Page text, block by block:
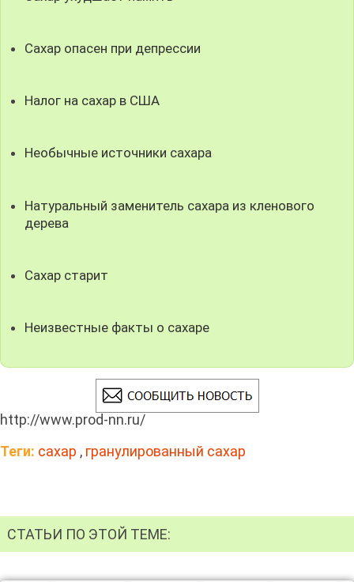
Сахар опасен при депрессии
Налог на сахар в США
Необычные источники сахара
Натуральный заменитель сахара из кленового
дерева
Сахар старит
Неизвестные факты о сахаре
http://www.prod-nn.ru/
Теги: сахар , гранулированный сахар
СТАТЬИ ПО ЭТОЙ ТЕМЕ: